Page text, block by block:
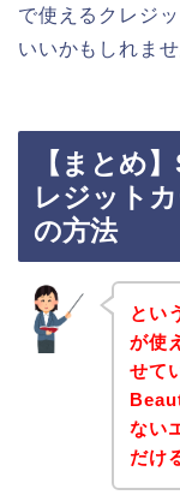
で使えるクレジ
いいかもしれませ
【まとめ
レジット
の方法
とい
が使
せて
ない
だけ